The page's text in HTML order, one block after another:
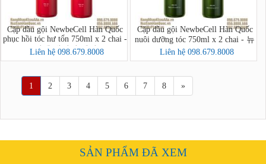
Cặp dầu gội NewbeCell Hàn Quốc
phục hồi tóc hư tổn 750ml x 2 chai -
비셀 데미지 케어
Liên hệ 098.679.8008
Cặp dầu gội NewbeCell Hàn Quốc
nuôi dưỡng tóc 750ml x 2 chai - 뉴
비셀 데미지 케어 그린
Liên hệ 098.679.8008
1 2 3 4 5 6 7 8 »
SẢN PHẨM ĐÃ XEM